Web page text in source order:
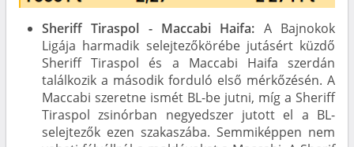
Sheriff Tiraspol - Maccabi Haifa: A Bajnokok
Ligája harmadik selejtezőkörébe jutásért küzdő
Sheriff Tiraspol és a Maccabi Haifa szerdán
találkozik a második forduló első mérkőzésén. A
Maccabi szeretne ismét BL-be jutni, míg a Sheriff
Tiraspol zsinórban negyedszer jutott el a BL-
selejtezők ezen szakaszába. Semmiképpen nem